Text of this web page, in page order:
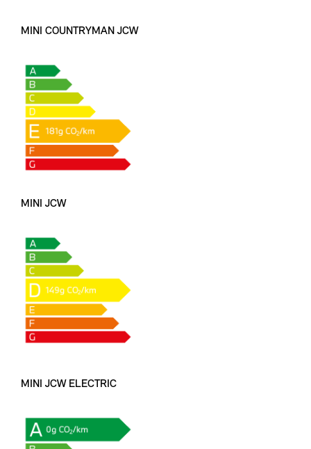
MINI COUNTRYMAN JCW
MINI JCW
MINI JCW ELECTRIC